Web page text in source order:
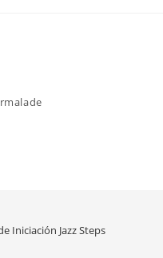
Iniciación Jazz Steps